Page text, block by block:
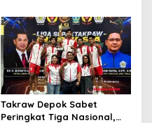
Pembunuhan
Takraw Depok Sabet
Peringkat Tiga Nasional,